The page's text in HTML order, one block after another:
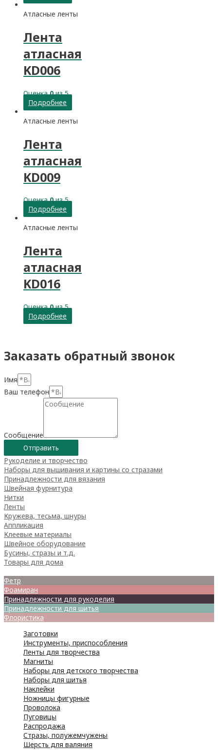
Атласные ленты
Лента
атласная
KD006
Оценка0из 5
Подробнее
Атласные ленты
Лента
атласная
KD009
Оценка0из 5
Подробнее
Атласные ленты
Лента
атласная
KD016
Оценка0из 5
Подробнее
Заказать обратный звонок
Имя
Ваш телефон
Сообщение
Отправить
Рукоделие и творчество
Наборы для вышивания и картины со стразами
Принадлежности для вязания
Швейная фурнитура
Нитки
Ленты
Кружева, тесьма, шнуры
Аппликация
Клеевые материалы
Швейное оборудование
Бусины, стразы и т.д.
Товары для дома
Фетр
Фоамиран
Принадлежности для рукоделия
Принадлежности для шитья
Флористика
Заготовки
Инструменты, приспособления
Ленты для творчества
Магниты
Наборы для детского творчества
Наборы для шитья
Наклейки
Ножницы фигурные
Проволока
Пуговицы
Распродажа
Стразы, полужемчужены
Шерсть для валяния